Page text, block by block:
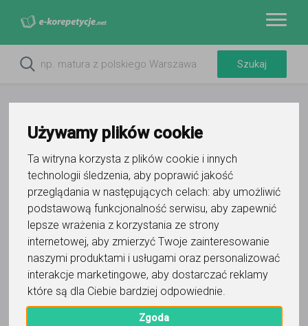
Używamy plików cookie
Ta witryna korzysta z plików cookie i innych
technologii śledzenia, aby poprawić jakość
przeglądania w następujących celach: aby umożliwić
podstawową funkcjonalność serwisu, aby zapewnić
lepsze wrażenia z korzystania ze strony
internetowej, aby zmierzyć Twoje zainteresowanie
naszymi produktami i usługami oraz personalizować
interakcje marketingowe, aby dostarczać reklamy
które są dla Ciebie bardziej odpowiednie.
Zgoda
Do ulubionych
Oznacz wystąpienie kontaktu
Tomasz
Wyślij wiadomość